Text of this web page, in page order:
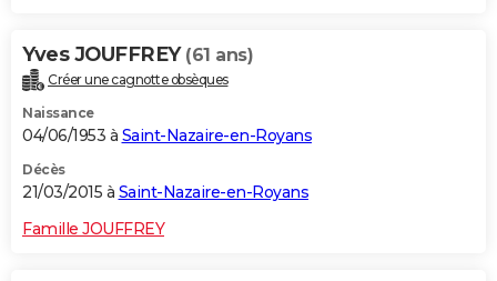
Yves JOUFFREY (61 ans)
Créer une cagnotte obsèques
Naissance
04/06/1953 à Saint-Nazaire-en-Royans
Décès
21/03/2015 à Saint-Nazaire-en-Royans
Famille JOUFFREY